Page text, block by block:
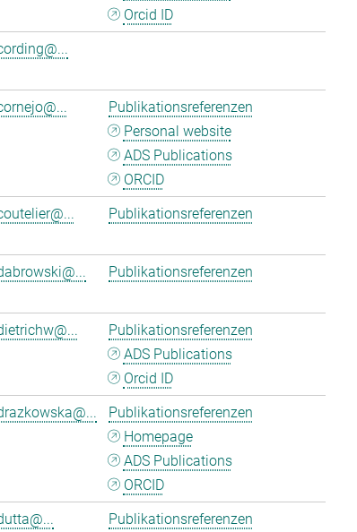
Orcid ID
Publikationsreferenzen
Personal website
ADS Publications
ORCID
Publikationsreferenzen
Publikationsreferenzen
Publikationsreferenzen
ADS Publications
Orcid ID
Publikationsreferenzen
Homepage
ADS Publications
ORCID
Publikationsreferenzen